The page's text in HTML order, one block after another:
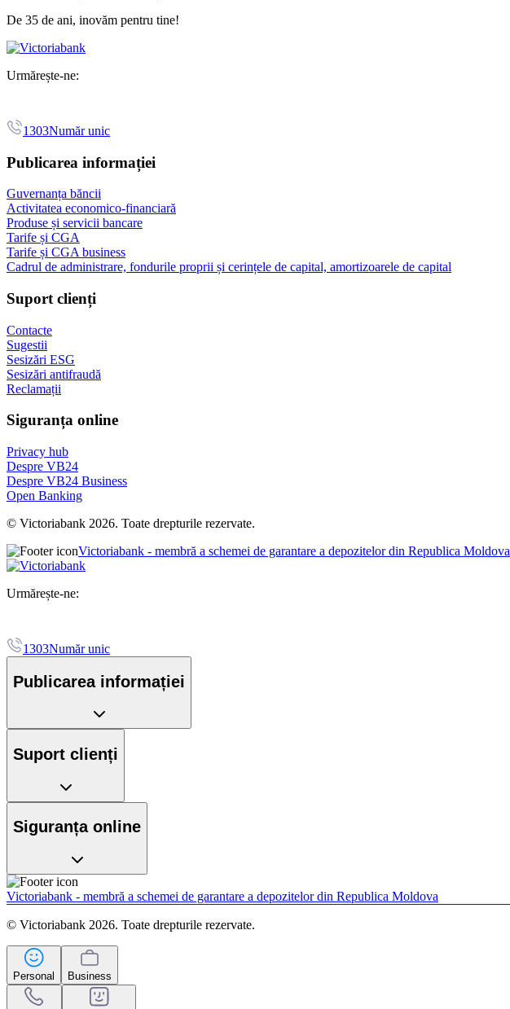
De 35 de ani, inovăm pentru tine!
Urmărește-ne:
1303Număr unic
Publicarea informației
Guvernanța băncii
Activitatea economico-financiară
Produse și servicii bancare
Tarife și CGA
Tarife și CGA business
Cadrul de administrare, fondurile proprii și cerințele de capital, amortizoarele de capital
Suport clienți
Contacte
Sugestii
Sesizări ESG
Sesizări antifraudă
Reclamații
Siguranța online
Privacy hub
Despre VB24
Despre VB24 Business
Open Banking
© Victoriabank 2026. Toate drepturile rezervate.
Victoriabank - membră a schemei de garantare a depozitelor din Republica Moldova
Urmărește-ne:
1303Număr unic
Publicarea informației
Suport clienți
Siguranța online
Victoriabank - membră a schemei de garantare a depozitelor din Republica Moldova
© Victoriabank 2026. Toate drepturile rezervate.
Personal Business